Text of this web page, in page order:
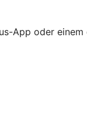
App oder